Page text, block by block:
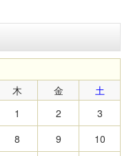
木 金
土
1
2
3
8 9
10